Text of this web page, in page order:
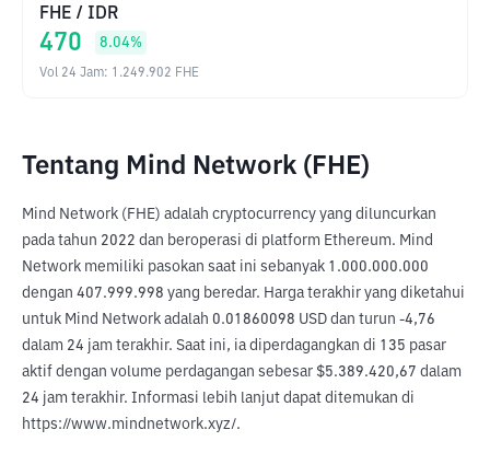
FHE / IDR
470 8.04%
Vol 24 Jam: 1.249.902 FHE
Tentang Mind Network (FHE)
Mind Network (FHE) adalah cryptocurrency yang diluncurkan
pada tahun 2022 dan beroperasi di platform Ethereum. Mind
Network memiliki pasokan saat ini sebanyak 1.000.000.000
dengan 407.999.998 yang beredar. Harga terakhir yang diketahui
untuk Mind Network adalah 0.01860098 USD dan turun -4,76
dalam 24 jam terakhir. Saat ini, ia diperdagangkan di 135 pasar
aktif dengan volume perdagangan sebesar $5.389.420,67 dalam
24 jam terakhir. Informasi lebih lanjut dapat ditemukan di
https://www.mindnetwork.xyz/.